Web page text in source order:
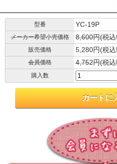
型番 YC-19P
メーカー希望小売価格 8,600円(税
販売価格 5,280円(税
会員価格 4,752円(税
購入数